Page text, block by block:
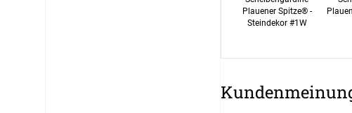
Plauener Spitze® -
Steindekor #1W